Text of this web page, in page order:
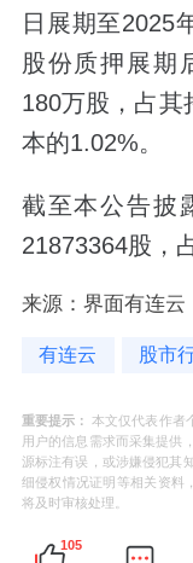
日展期至2025
股份质押展期
180万股，占其
本的1.02%。
截至本公告披
21873364股，
来源：界面有连云
有连云 股市
重要提示： 本文仅代表作者
用户的信息需求而采集提供
源标注有误，或涉嫌侵犯其
细侵权情况证明等相关资料
将及时审核处理。
105